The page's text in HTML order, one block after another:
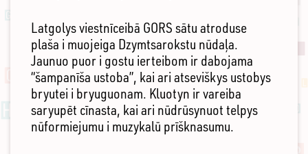
Latgolys viestnīceibā GORS sātu atroduse
plaša i muojeiga Dzymtsarokstu nūdaļa.
Jaunuo puor i gostu ierteibom ir dabojama
“šampanīša ustoba”, kai ari atseviškys ustobys
bryutei i bryuguonam. Kluotyn ir vareiba
saryupēt cīnasta, kai ari nūdrūsynuot telpys
nūformiejumu i muzykalū prīšknasumu.